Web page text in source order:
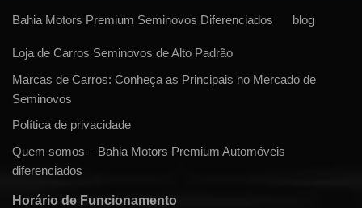
Bahia Motors Premium Seminovos Diferenciados blog
Loja de Carros Seminovos de Alto Padrão
Marcas de Carros: Conheça as Principais no Mercado de
Seminovos
Política de privacidade
Quem somos – Bahia Motors Premium Automóveis
diferenciados
Horário de Funcionamento